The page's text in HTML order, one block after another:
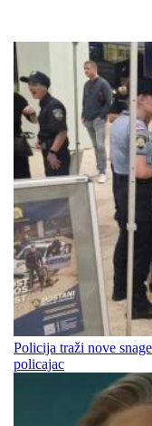
Policija traži nove
policajac